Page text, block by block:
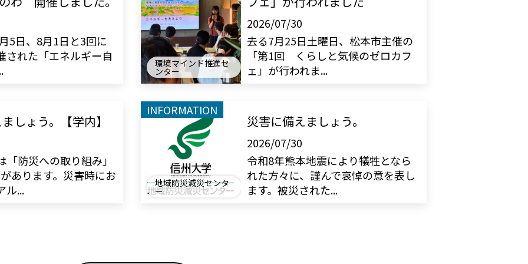
5日、8月1日と3回に
された「エネルギー自
環境マインド推進セ
ンター
2026/07/30
去る7月25日土曜日、松本市主催の
「第1回 くらしと気候のゼロカフ
ェ」が行われま...
しょう。【学内】
「防災への取り組み」
あります。災害時にお
ル...
地域防災減災センタ
ー
INFORMATION
災害に備えましょう。
2026/07/30
令和8年熊本地震により犠牲となら
れた方々に、謹んで哀悼の意を表し
ます。被災された...